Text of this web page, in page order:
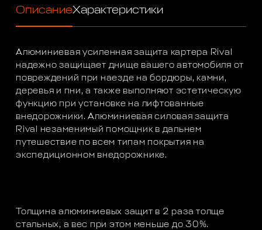
ОписаниеХарактеристики
Алюминиевая усиленная защита картера Rival
надежно защищает днище вашего автомобиля от
повреждений при наезде на бордюры, камни,
деревья и пни, а также выполняют эстетическую
функцию при установке на лифтованные
внедорожники. Алюминиевая силовая защита
Rival незаменимый помощник в дальнем
путешествие по всем типам покрытия на
экспедиционном внедорожнике.
Толщина алюминиевых защит в 2 раза толще
стальных, а вес при этом меньше до 30%.